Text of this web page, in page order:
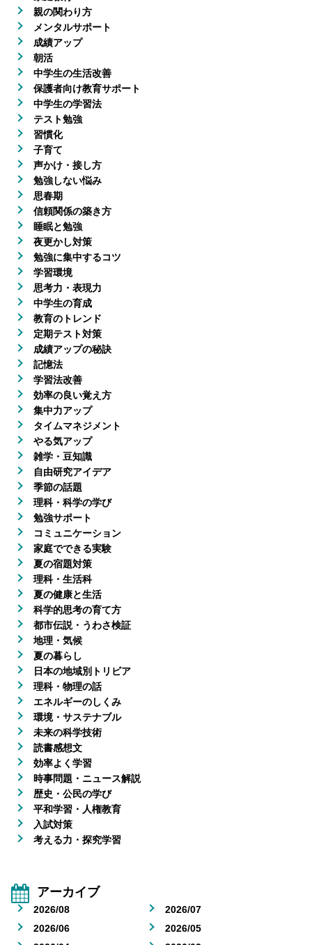
親の関わり方
メンタルサポート
成績アップ
朝活
中学生の生活改善
保護者向け教育サポート
中学生の学習法
テスト勉強
習慣化
子育て
声かけ・接し方
勉強しない悩み
思春期
信頼関係の築き方
睡眠と勉強
夜更かし対策
勉強に集中するコツ
学習環境
思考力・表現力
中学生の育成
教育のトレンド
定期テスト対策
成績アップの秘訣
記憶法
学習法改善
効率の良い覚え方
集中力アップ
タイムマネジメント
やる気アップ
雑学・豆知識
自由研究アイデア
季節の話題
理科・科学の学び
勉強サポート
コミュニケーション
家庭でできる実験
夏の宿題対策
理科・生活科
夏の健康と生活
科学的思考の育て方
都市伝説・うわさ検証
地理・気候
夏の暮らし
日本の地域別トリビア
理科・物理の話
エネルギーのしくみ
環境・サステナブル
未来の科学技術
読書感想文
効率よく学習
時事問題・ニュース解説
歴史・公民の学び
平和学習・人権教育
入試対策
考える力・探究学習
アーカイブ
2026/08
2026/07
2026/06
2026/05